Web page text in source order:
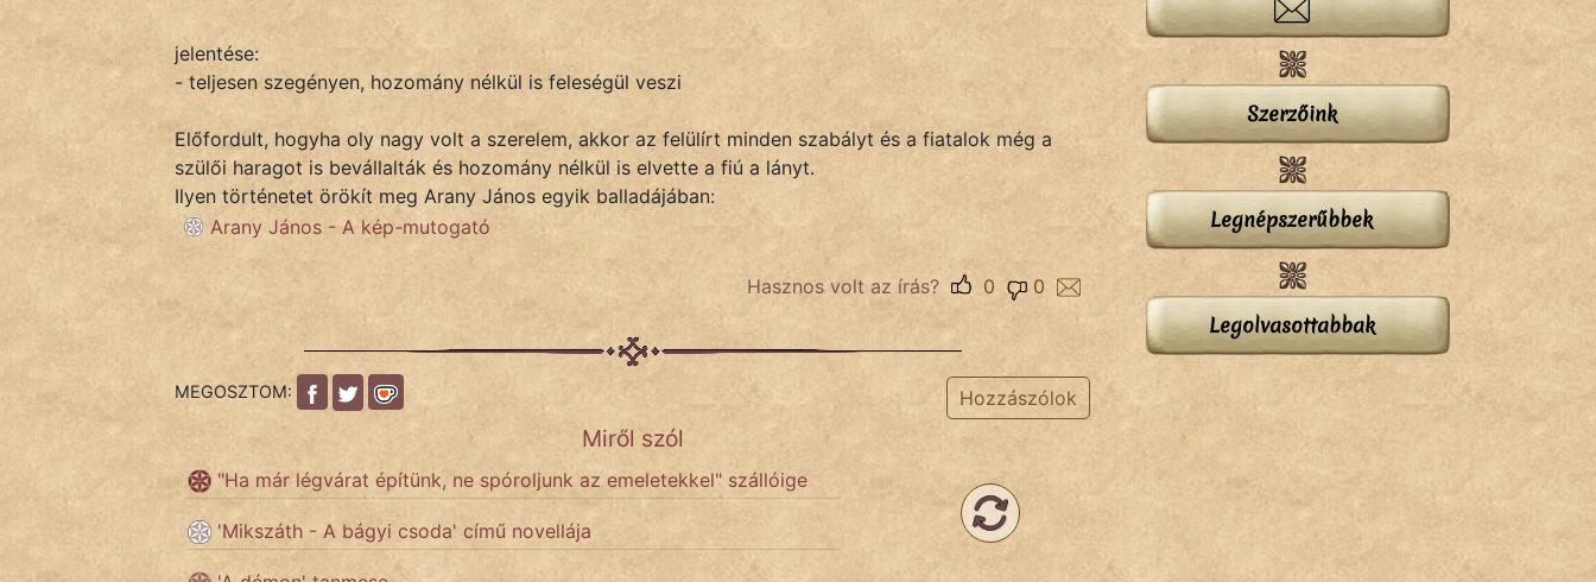
KÖZMONDÁS
FILM
jelentése:
- teljesen szegényen, hozomány nélkül is feleségül veszi
Előfordult, hogyha oly nagy volt a szerelem, akkor az felülírt minden szabályt és a fiatalok még a
szülői haragot is bevállalták és hozomány nélkül is elvette a fiú a lányt.
Ilyen történetet örökít meg Arany János egyik balladájában:
Arany János - A kép-mutogató
Hasznos volt az írás? 0
0
MEGOSZTOM: Hozzászólok
Miről szól
"Ha már légvárat építünk, ne spóroljunk az emeletekkel" szállóige
'Mikszáth - A bágyi csoda' című novellája
Szerzőink
Legnépszerűbbek
Legolvasottabbak